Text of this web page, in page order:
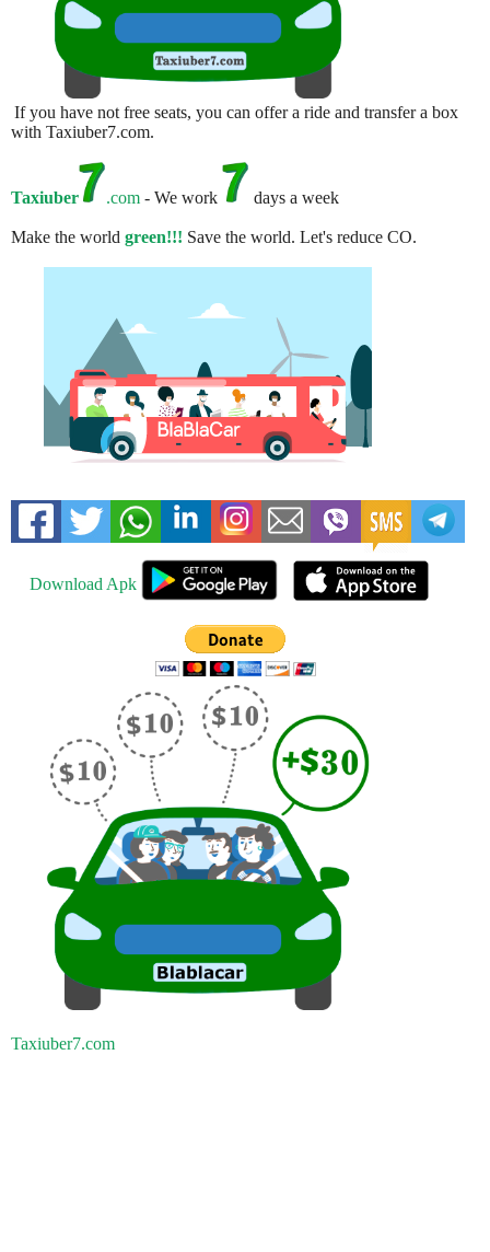
If you have not free seats, you can offer a ride and transfer a box
with Taxiuber7.com.
Taxiuber .com - We work days a week
Make the world green!!! Save the world. Let's reduce CO.
Download Apk
Taxiuber7.com